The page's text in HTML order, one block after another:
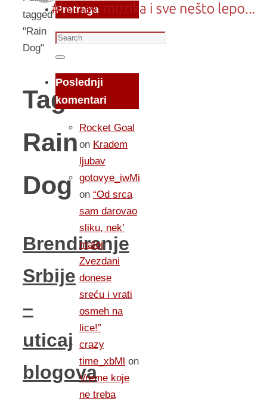
tagged
"Rain
Dog"
Tag:
Rain
Dog
Brendiranje
Srbije
–
uticaj
blogova
Pretraga
Search
for:
Search
Poslednji
komentari
Rocket Goal
on Kradem
ljubav
gotovye_iwMi
on “Od srca
sam darovao
sliku, nek’
maloj
Zvezdani
donese
sreću i vrati
osmeh na
lice!”
crazy
time_xbMl on
Vreme koje
ne treba